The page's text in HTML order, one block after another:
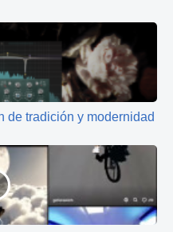
de tradición y modernidad